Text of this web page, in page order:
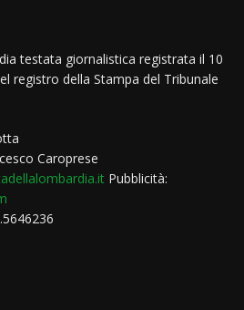
testata giornalistica registrata il 10
registro della Stampa del Tribunale
Caroprese
Pubblicità: